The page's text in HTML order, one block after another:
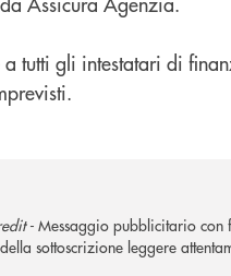
tutti gli intestatari di
- Messaggio pubblicitario con
sottoscrizione leggere